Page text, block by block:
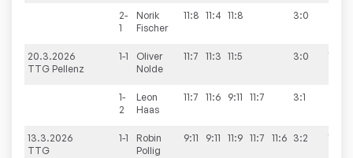
2-
1
Norik
Fischer
11:8 11:4 11:8 3:0
20.3.2026
TTG Pellenz
1-1
Oliver
Nolde
11:7 11:3 11:5 3:0 7:3
1-
2
Leon
Haas
11:7 11:6 9:11 11:7 3:1
13.3.2026
TTG
1-1
Robin
Pollig
9:11 9:11 11:9 11:7 11:6 3:2 7:3